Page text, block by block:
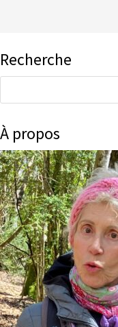
Recherche
À propos